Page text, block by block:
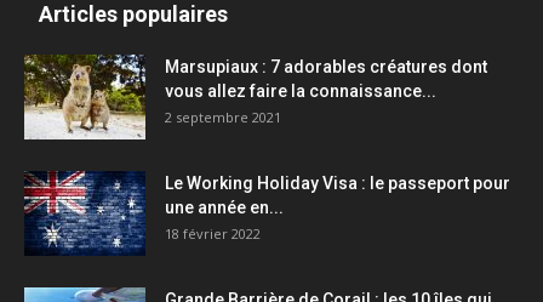
Articles populaires
Marsupiaux : 7 adorables créatures dont
vous allez faire la connaissance...
2 septembre 2021
Le Working Holiday Visa : le passeport pour
une année en...
18 février 2022